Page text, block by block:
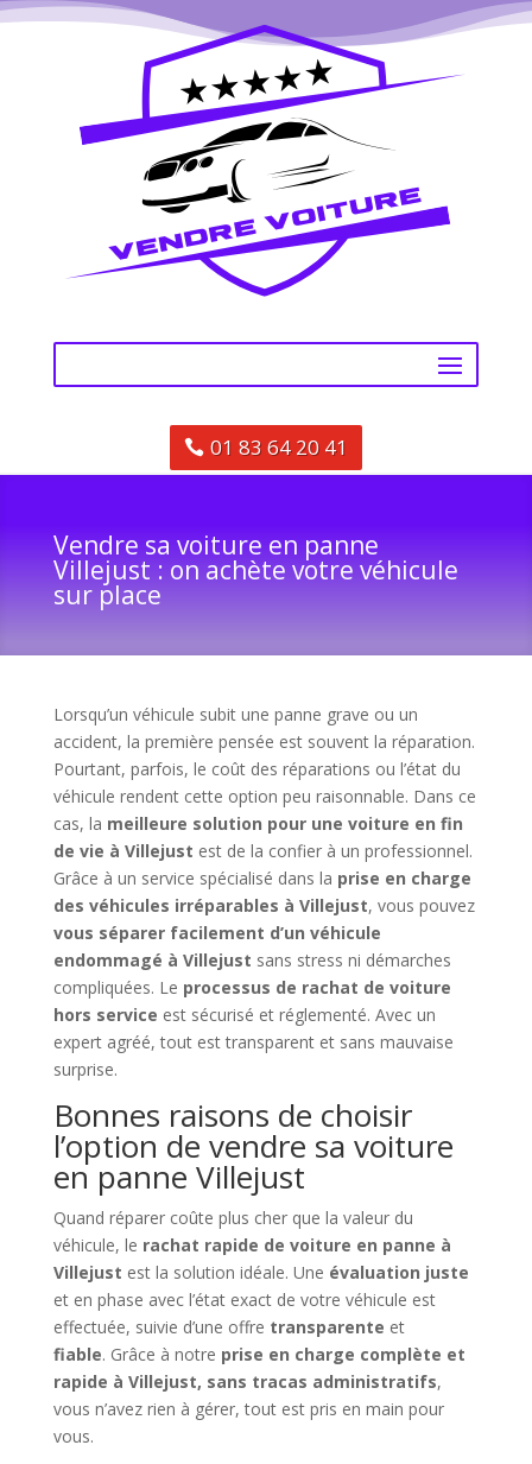
01 83 64 20 41
Vendre sa voiture en panne
Villejust : on achète votre véhicule
sur place
Lorsqu’un véhicule subit une panne grave ou un
accident, la première pensée est souvent la réparation.
Pourtant, parfois, le coût des réparations ou l’état du
véhicule rendent cette option peu raisonnable. Dans ce
cas, la meilleure solution pour une voiture en fin
de vie à Villejust est de la confier à un professionnel.
Grâce à un service spécialisé dans la prise en charge
des véhicules irréparables à Villejust, vous pouvez
vous séparer facilement d’un véhicule
endommagé à Villejust sans stress ni démarches
compliquées. Le processus de rachat de voiture
hors service est sécurisé et réglementé. Avec un
expert agréé, tout est transparent et sans mauvaise
surprise.
Bonnes raisons de choisir
l’option de vendre sa voiture
en panne Villejust
Quand réparer coûte plus cher que la valeur du
véhicule, le rachat rapide de voiture en panne à
Villejust est la solution idéale. Une évaluation juste
et en phase avec l’état exact de votre véhicule est
effectuée, suivie d’une offre transparente et
fiable. Grâce à notre prise en charge complète et
rapide à Villejust, sans tracas administratifs,
vous n’avez rien à gérer, tout est pris en main pour
vous.